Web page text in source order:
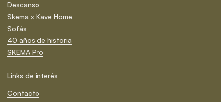
Descanso
Skema x Kave Home
Sofás
40 años de historia
SKEMA Pro
Links de interés
Contacto